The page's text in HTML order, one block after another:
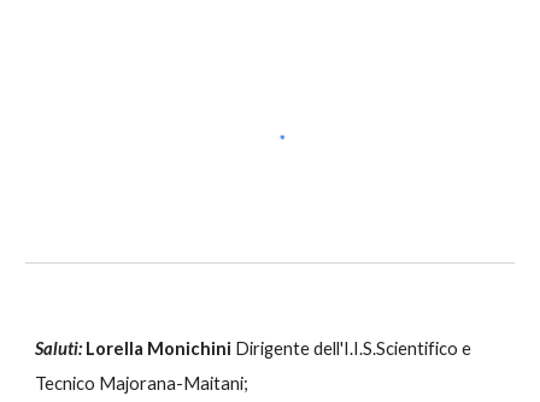
Saluti: Lorella Monichini Dirigente dell'I.I.S.Scientifico e
Tecnico Majorana-Maitani;